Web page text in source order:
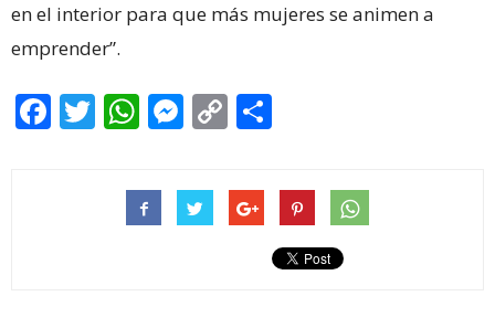
en el interior para que más mujeres se animen a
emprender”.
Facebook
Twitter
WhatsApp
Messenger
Copy